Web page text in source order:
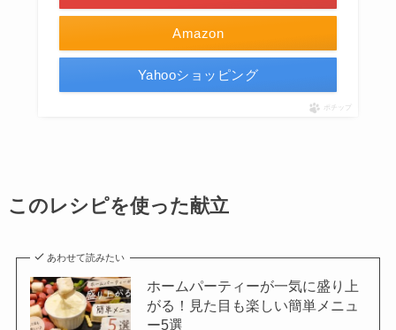
Amazon
Yahooショッピング
ポチップ
このレシピを使った献立
あわせて読みたい
ホームパーティーが一気に盛り上
がる！見た目も楽しい簡単メニュ
ー5選